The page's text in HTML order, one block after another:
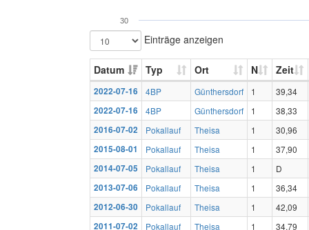
30
Einträge anzeigen
Datum Typ Ort N Zeit
2022-07-16 4BP Günthersdorf 1
39,34
2022-07-16
4BP Günthersdorf 1
38,33
2016-07-02
Pokallauf Theisa 1
30,96
2015-08-01
Pokallauf Theisa 1
37,90
2014-07-05
Pokallauf Theisa 1
D
2013-07-06
Pokallauf Theisa 1
36,34
2012-06-30
Pokallauf Theisa 1
42,09
2011-07-02
Pokallauf Theisa 1
34,79